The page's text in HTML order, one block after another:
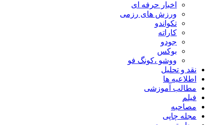
اخبار حرفه ای
ورزش های رزمی
تکواندو
کاراته
جودو
بوکس
ووشو ،کونگ فو
نقد و تحلیل
اطلاعیه ها
مطالب آموزشی
فیلم
مصاحبه
مجله چاپی